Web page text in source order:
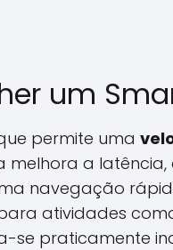
um
permite uma
melhora a
navegação
atividades
se praticamente